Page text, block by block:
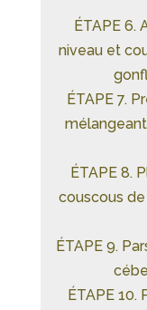
ÉTAPE 6.
niveau et
ÉTAPE 7.
ÉTAPE 8.
couscous
ÉTAPE 9.
ÉTAPE 10.